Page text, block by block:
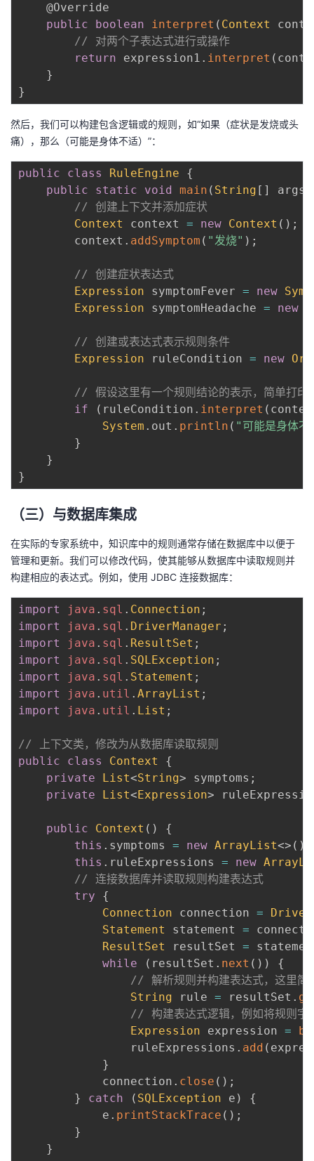
@Override
public
boolean interpret ( Context
// 对两个子表达式进行或操作
return expression1 . interpret (
}
}
然后，我们可以构建包含逻辑或的规则，如“如果（症状是发烧或头
痛），那么（可能是身体不适）”：
public class RuleEngine
{
public
static void main ( String [ ] args
// 创建上下文并添加症状
Context
context = new Context ( ) ;
        context
. addSymptom ( "发烧" ) ;
// 创建症状表达式
Expression symptomFever = new
Expression symptomHeadache = new
// 创建或表达式表示规则条件
Expression ruleCondition = new
// 假设这里有一个规则结论的表示，简单打印
if
( ruleCondition . interpret (
System . out . println ( "可能是身体
}
}
}
（三）与数据库集成
在实际的专家系统中，知识库中的规则通常存储在数据库中以便于
管理和更新。我们可以修改代码，使其能够从数据库中读取规则并
构建相应的表达式。例如，使用 JDBC 连接数据库：
import java . sql . Connection ;
import
java . sql . DriverManager ;
import
java . sql . ResultSet ;
import
java . sql . SQLException ;
import
java . sql . Statement ;
import
java . util . ArrayList ;
import
java . util . List ;
// 上下文类，修改为从数据库读取规则
public
class Context
{
private
List<String> symptoms ;
private
List< Expression>
public Context ( )
{
this . symptoms = new ArrayList<> ( )
this . ruleExpressions = new
// 连接数据库并读取规则构建表达式
try
{
Connection connection =
Statement
statement =
ResultSet
resultSet =
while
( resultSet . next ( ) )
{
// 解析规则并构建表达式，这里简
String rule = resultSet .
// 构建表达式逻辑，例如将规则字
Expression expression =
                ruleExpressions
. add (
}
            connection
. close ( ) ;
}
catch ( SQLException e )
{
            e
. printStackTrace ( ) ;
}
}